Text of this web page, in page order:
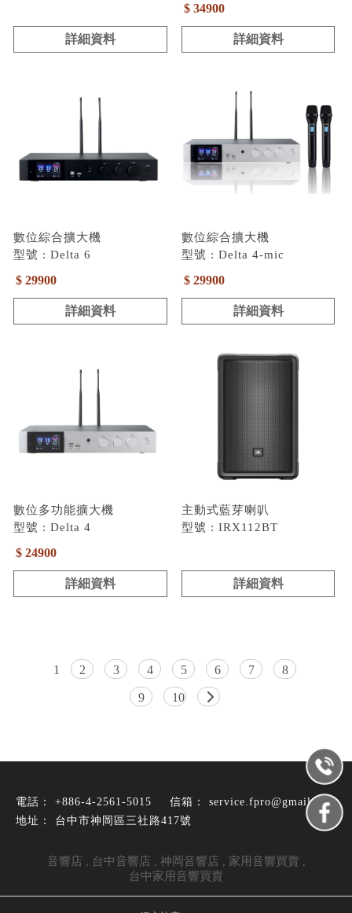
詳細資料
$ 34900
詳細資料
數位綜合擴大機
型號 : Delta 6
$ 29900
詳細資料
數位綜合擴大機
型號 : Delta 4-mic
$ 29900
詳細資料
數位多功能擴大機
型號 : Delta 4
$ 24900
詳細資料
主動式藍芽喇叭
型號 : IRX112BT
詳細資料
1 2 3 4 5 6 7 8
9 10
+886-4-2561-5015
service.fpro@gmail.com
台中市神岡區三社路417號
音響店 台中音響店 神岡音響店
家用音響買賣
台中家用音響買賣